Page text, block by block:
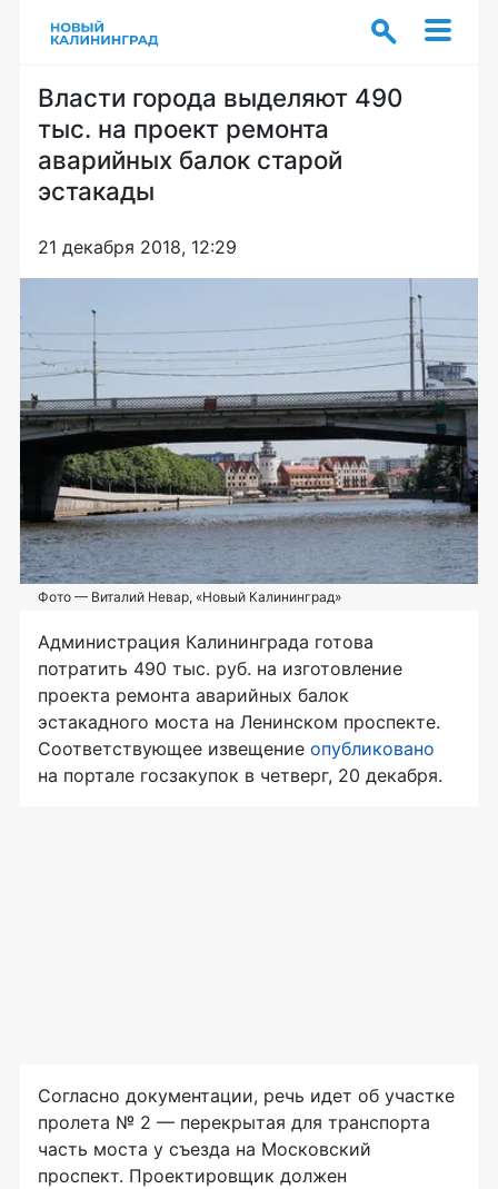
Власти города выделяют 490
тыс. на проект ремонта
аварийных балок старой
эстакады
21 декабря 2018, 12:29
Фото — Виталий Невар, «Новый Калининград»
Администрация Калининграда готова
потратить 490 тыс. руб. на изготовление
проекта ремонта аварийных балок
эстакадного моста на Ленинском проспекте.
Соответствующее извещение опубликовано
на портале госзакупок в четверг, 20 декабря.
Согласно документации, речь идет об участке
пролета № 2 — перекрытая для транспорта
часть моста у съезда на Московский
проспект. Проектировщик должен